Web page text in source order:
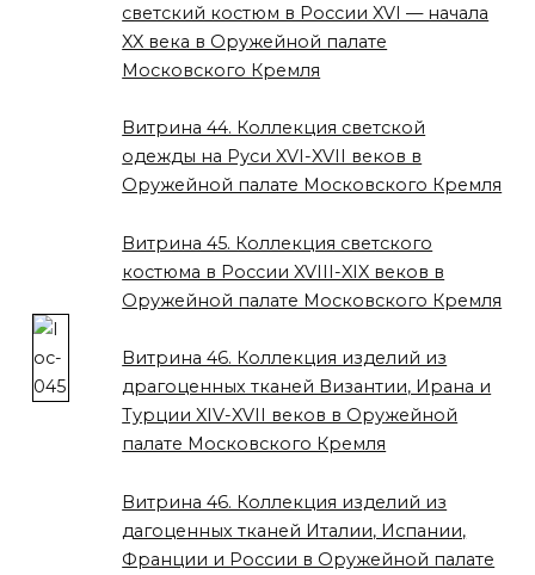
светский костюм в России XVI — начала
XX века в Оружейной палате
Московского Кремля
Витрина 44. Коллекция светской
одежды на Руси XVI-XVII веков в
Оружейной палате Московского Кремля
Витрина 45. Коллекция светского
костюма в России XVIII-XIX веков в
Оружейной палате Московского Кремля
Витрина 46. Коллекция изделий из
драгоценных тканей Византии, Ирана и
Турции XIV-XVII веков в Оружейной
палате Московского Кремля
Витрина 46. Коллекция изделий из
дагоценных тканей Италии, Испании,
Франции и России в Оружейной палате